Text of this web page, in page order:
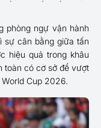
phòng ngự vận hành
sự cân bằng giữa tấn
hiệu quả trong khâu
toàn có cơ sở để vượt
Cup 2026.